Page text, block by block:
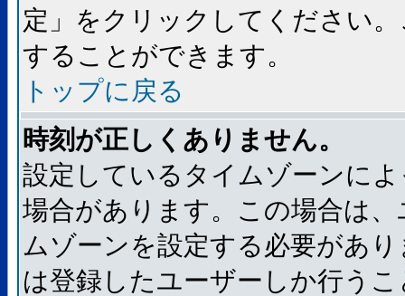
定」をクリックしてください
することができます。
トップに戻る
時刻が正しくありません。
設定しているタイムゾーンに
場合があります。この場合は
ムゾーンを設定する必要があ
は登録したユーザーしか行う